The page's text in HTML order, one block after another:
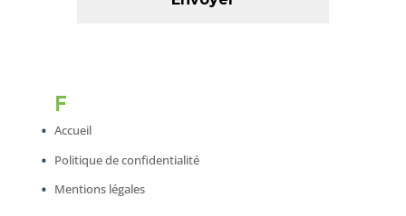
F
Accueil
Politique de confidentialité
Mentions légales